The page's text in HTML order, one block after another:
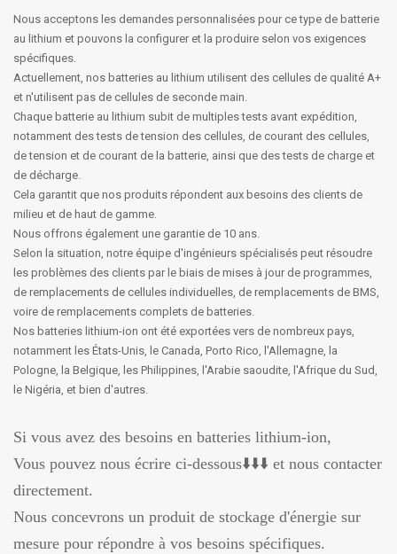
Nous acceptons les demandes personnalisées pour ce type de batterie
au lithium et pouvons la configurer et la produire selon vos exigences
spécifiques.
Actuellement, nos batteries au lithium utilisent des cellules de qualité A+
et n'utilisent pas de cellules de seconde main.
Chaque batterie au lithium subit de multiples tests avant expédition,
notamment des tests de tension des cellules, de courant des cellules,
de tension et de courant de la batterie, ainsi que des tests de charge et
de décharge.
Cela garantit que nos produits répondent aux besoins des clients de
milieu et de haut de gamme.
Nous offrons également une garantie de 10 ans.
Selon la situation, notre équipe d'ingénieurs spécialisés peut résoudre
les problèmes des clients par le biais de mises à jour de programmes,
de remplacements de cellules individuelles, de remplacements de BMS,
voire de remplacements complets de batteries.
Nos batteries lithium-ion ont été exportées vers de nombreux pays,
notamment les États-Unis, le Canada, Porto Rico, l'Allemagne, la
Pologne, la Belgique, les Philippines, l'Arabie saoudite, l'Afrique du Sud,
le Nigéria, et bien d'autres.
Si vous avez des besoins en batteries lithium-ion,
Vous pouvez nous écrire ci-dessous⬇️⬇️⬇️ et nous contacter
directement.
Nous concevrons un produit de stockage d'énergie sur
mesure pour répondre à vos besoins spécifiques.